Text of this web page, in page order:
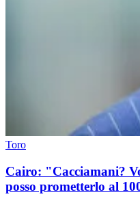
Toro
Cairo: "Cacciamani?
posso prometterlo al